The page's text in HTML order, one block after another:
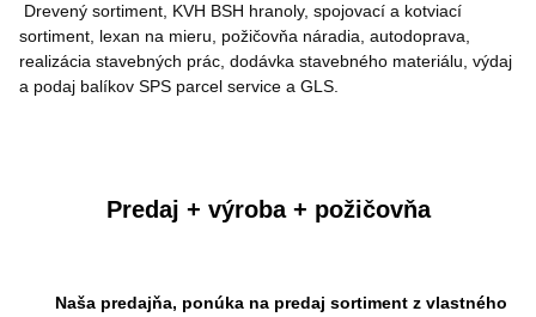
Drevený sortiment, KVH BSH hranoly, spojovací a kotviací
sortiment, lexan na mieru, požičovňa náradia, autodoprava,
realizácia stavebných prác, dodávka stavebného materiálu, výdaj
a podaj balíkov SPS parcel service a GLS.
Predaj + výroba + požičovňa
Naša predajňa, ponúka na predaj sortiment z vlastného